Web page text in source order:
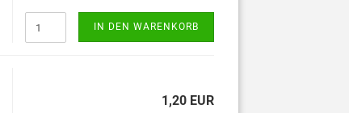
IN DEN WARENKORB
1,20 EUR